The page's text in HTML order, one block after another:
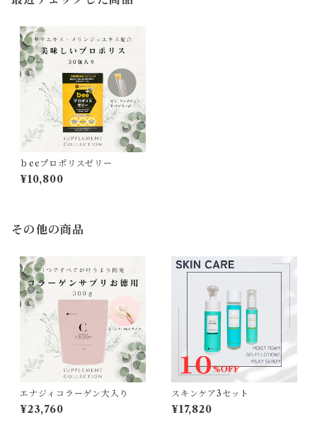
ｂeeプロポリスゼリー
¥10,800
その他の商品
エナジィコラーゲン大入り
¥23,760
スキンケア3セット
¥17,820